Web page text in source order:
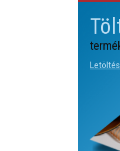
Letöltés